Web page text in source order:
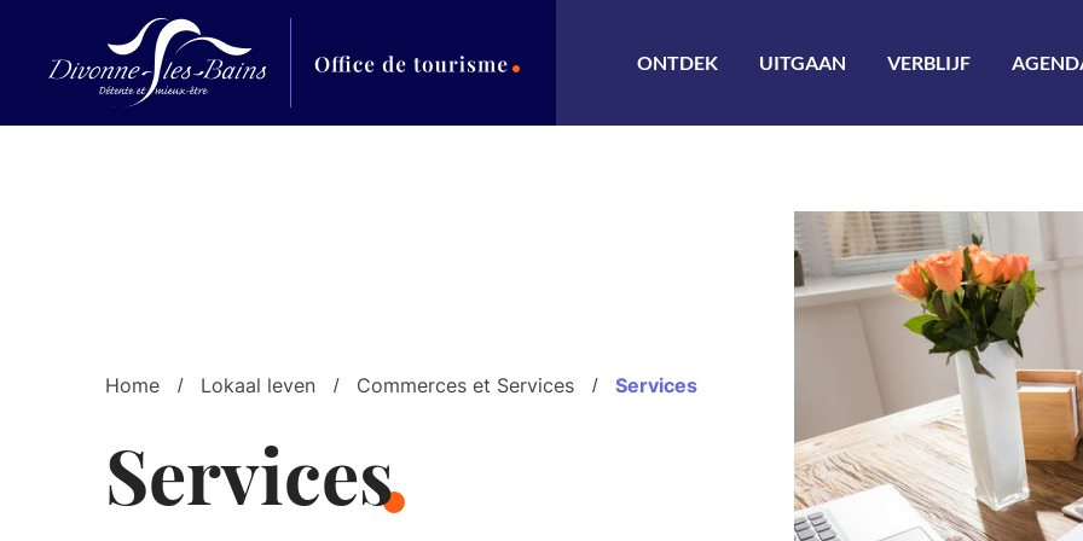
ONTDEK UITGAAN VERBLIJF
Home Lokaal leven Commerces et Services Services
Services